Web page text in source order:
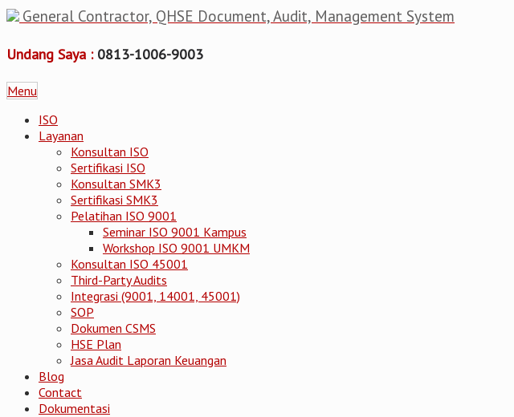
General Contractor, QHSE Document, Audit, Management System
Undang Saya : 0813-1006-9003
Menu
ISO
Layanan
Konsultan ISO
Sertifikasi ISO
Konsultan SMK3
Sertifikasi SMK3
Pelatihan ISO 9001
Seminar ISO 9001 Kampus
Workshop ISO 9001 UMKM
Konsultan ISO 45001
Third-Party Audits
Integrasi (9001, 14001, 45001)
SOP
Dokumen CSMS
HSE Plan
Jasa Audit Laporan Keuangan
Blog
Contact
Dokumentasi